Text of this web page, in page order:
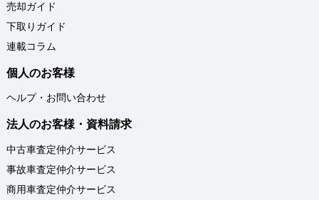
売却ガイド
下取りガイド
連載コラム
個人のお客様
ヘルプ・お問い合わせ
法人のお客様・資料請求
中古車査定仲介サービス
事故車査定仲介サービス
商用車査定仲介サービス